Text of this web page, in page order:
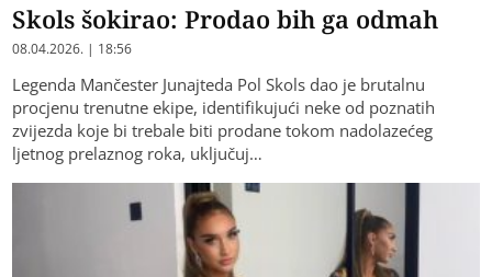
Skols šokirao: Prodao bih ga odmah
08.04.2026. | 18:56
​Legenda Mančester Junajteda Pol Skols dao je brutalnu
procjenu trenutne ekipe, identifikujući neke od poznatih
zvijezda koje bi trebale biti prodane tokom nadolazećeg
ljetnog prelaznog roka, uključuj…